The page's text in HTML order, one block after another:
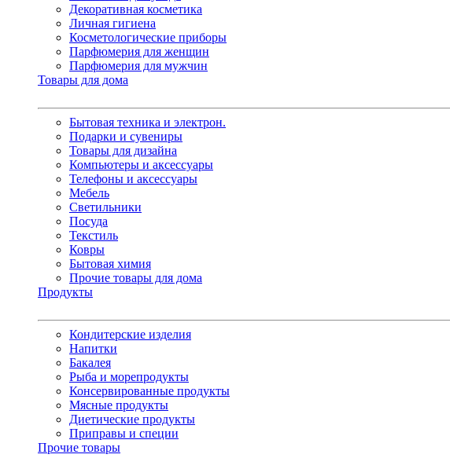
Декоративная косметика
Личная гигиена
Косметологические приборы
Парфюмерия для женщин
Парфюмерия для мужчин
Товары для дома
Бытовая техника и электрон.
Подарки и сувениры
Товары для дизайна
Компьютеры и аксессуары
Телефоны и аксессуары
Мебель
Светильники
Посуда
Текстиль
Ковры
Бытовая химия
Прочие товары для дома
Продукты
Кондитерские изделия
Напитки
Бакалея
Рыба и морепродукты
Консервированные продукты
Мясные продукты
Диетические продукты
Приправы и специи
Прочие товары